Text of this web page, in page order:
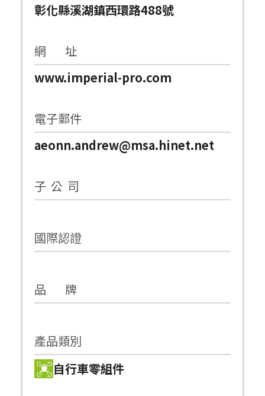
彰化縣溪湖鎮西環路488號
網 址
www.imperial-pro.com
電子郵件
aeonn.andrew@msa.hinet.net
子 公 司
國際認證
品 牌
產品類別
自行車零組件